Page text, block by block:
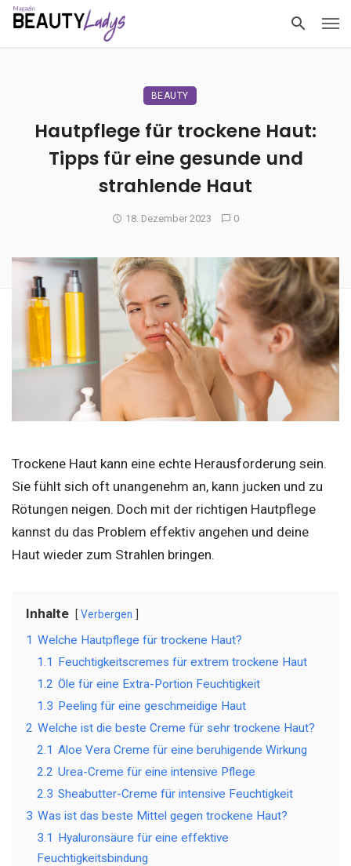
BEAUTY
Hautpflege für trockene Haut:
Tipps für eine gesunde und
strahlende Haut
18. Dezember 2023 0
Trockene Haut kann eine echte Herausforderung sein.
Sie fühlt sich oft unangenehm an, kann jucken und zu
Rötungen neigen. Doch mit der richtigen Hautpflege
kannst du das Problem effektiv angehen und deine
Haut wieder zum Strahlen bringen.
Inhalte Verbergen
1 Welche Hautpflege für trockene Haut?
1.1 Feuchtigkeitscremes für extrem trockene Haut
1.2 Öle für eine Extra-Portion Feuchtigkeit
1.3 Peeling für eine geschmeidige Haut
2 Welche ist die beste Creme für sehr trockene Haut?
2.1 Aloe Vera Creme für eine beruhigende Wirkung
2.2 Urea-Creme für eine intensive Pflege
2.3 Sheabutter-Creme für intensive Feuchtigkeit
3 Was ist das beste Mittel gegen trockene Haut?
3.1 Hyaluronsäure für eine effektive
Feuchtigkeitsbindung